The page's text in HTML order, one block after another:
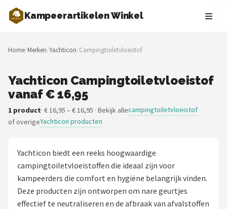
Kampeerartikelen Winkel
Zoeken
NAVIGATIE
Merken
Blog
Slaapzakken
Slaapmatten
Home/Merken/Yachticon/Campingtoiletvloeistof
Yachticon Campingtoiletvloeistof
vanaf € 16,95
1 product· € 16,95 – € 16,95 · Bekijk allecampingtoiletvloeistof
of overigeYachticon producten
Yachticon biedt een reeks hoogwaardige
campingtoiletvloeistoffen die ideaal zijn voor
kampeerders die comfort en hygiëne belangrijk vinden.
Deze producten zijn ontworpen om nare geurtjes
effectief te neutraliseren en de afbraak van afvalstoffen